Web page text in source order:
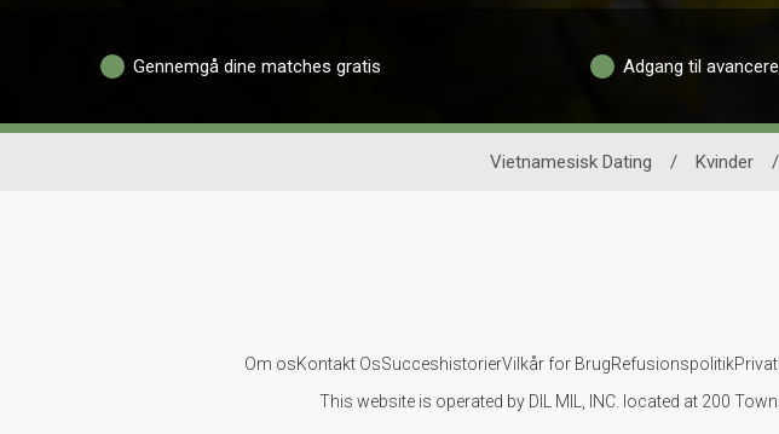
Gennemgå dine matches gratis Adgang til
Vietnamesisk Dating / Kvinder /
Om osKontakt OsSucceshistorierVilkår for BrugRefusionspolitik
This website is operated by DIL MIL, INC. located at 200